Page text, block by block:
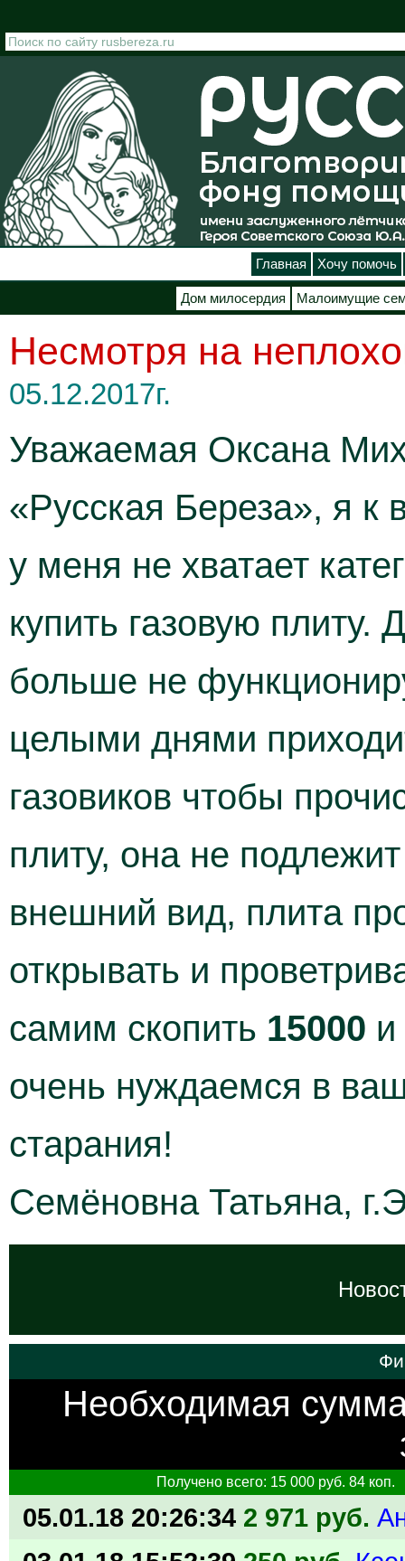
Главная Хочу помочь
Дом милосердия Малоимущие
Несмотря на
05.12.2017г.
Уважаемая Оксана
«Русская Береза», я
у меня не хватает
купить газовую плиту.
больше не
целыми днями
газовиков чтобы
плиту, она не
внешний вид, плита
открывать и
самим скопить 15000
очень нуждаемся в
старания!
Семёновна Татьяна,
Необходимая
Получено всего: 15 000 руб. 84 коп.
05.01.18 20:26:34 2 971 руб.